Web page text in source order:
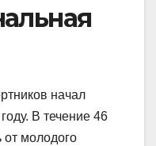
начал
В течение 46
от молодого